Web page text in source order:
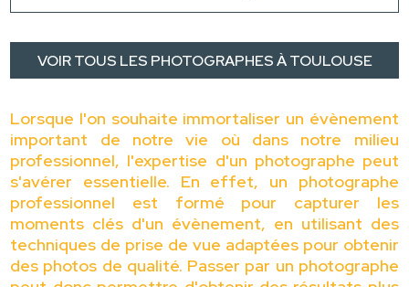
VOIR TOUS LES PHOTOGRAPHES À TOULOUSE
Lorsque l'on souhaite immortaliser un évènement
important de notre vie où dans notre milieu
professionnel, l'expertise d'un photographe peut
s'avérer essentielle. En effet, un photographe
professionnel est formé pour capturer les
moments clés d'un évènement, en utilisant des
techniques de prise de vue adaptées pour obtenir
des photos de qualité. Passer par un photographe